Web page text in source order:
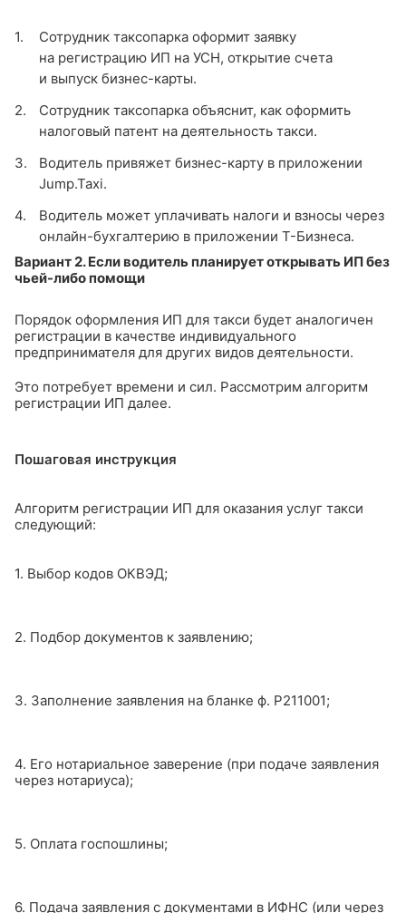
Сотрудник таксопарка оформит заявку
на регистрацию ИП на УСН, открытие счета
и выпуск бизнес-карты.
Сотрудник таксопарка объяснит, как оформить
налоговый патент на деятельность такси.
Водитель привяжет бизнес-карту в приложении
Jump.Taxi.
Водитель может уплачивать налоги и взносы через
онлайн-бухгалтерию в приложении T-Бизнеса.
Вариант 2. Если водитель планирует открывать ИП без
чьей-либо помощи
Порядок оформления ИП для такси будет аналогичен
регистрации в качестве индивидуального
предпринимателя для других видов деятельности.
Это потребует времени и сил. Рассмотрим алгоритм
регистрации ИП далее.
Пошаговая инструкция
Алгоритм регистрации ИП для оказания услуг такси
следующий:
1. Выбор кодов ОКВЭД;
2. Подбор документов к заявлению;
3. Заполнение заявления на бланке ф. Р211001;
4. Его нотариальное заверение (при подаче заявления
через нотариуса);
5. Оплата госпошлины;
6. Подача заявления с документами в ИФНС (или через